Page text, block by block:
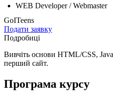
WEB Developer / Webmaster
GoITeens
Подати заявку
Подробиці
Вивчіть основи HTML/CSS,
перший сайт.
Програма курсу